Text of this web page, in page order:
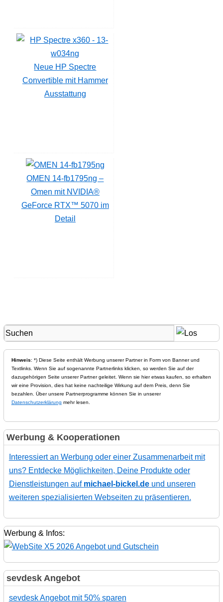
Neue HP Spectre
Convertible mit Hammer
Ausstattung
OMEN 14-fb1795ng –
Omen mit NVIDIA®
GeForce RTX™ 5070 im
Detail
Hinweis: *) Diese Seite enthält Werbung unserer Partner in Form von Banner und
Textlinks. Wenn Sie auf sogenannte Partnerlinks klicken, so werden Sie auf der
dazugehörigen Seite unserer Partner geleitet. Wenn sie hier etwas kaufen, so erhalten
wir eine Provision, dies hat keine nachteilige Wirkung auf dem Preis, denn Sie
bezahlen. Über unsere Partnerprogramme können Sie in unserer
Datenschutzerklärung mehr lesen.
Werbung & Kooperationen
Interessiert an Werbung oder einer Zusammenarbeit mit
uns? Entdecke Möglichkeiten, Deine Produkte oder
Dienstleistungen auf michael-bickel.deund unseren
weiteren spezialisierten Webseiten zu präsentieren.
Werbung & Infos:
sevdesk Angebot
sevdesk Angebot mit 50% sparen